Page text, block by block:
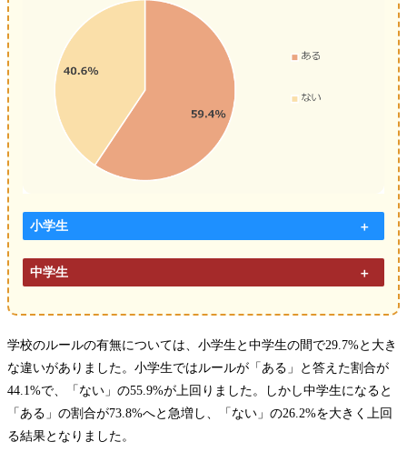
小学生
中学生
学校のルールの有無については、小学生と中学生の間で29.7%と大き
な違いがありました。小学生ではルールが「ある」と答えた割合が
44.1%で、「ない」の55.9%が上回りました。しかし中学生になると
「ある」の割合が73.8%へと急増し、「ない」の26.2%を大きく上回
る結果となりました。